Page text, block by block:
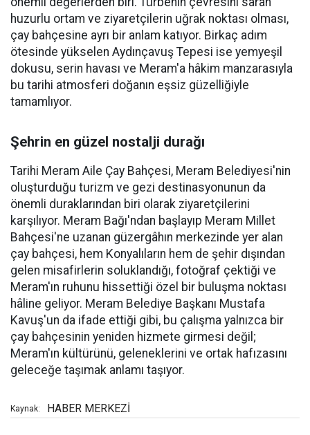
huzurlu ortam ve ziyaretçilerin uğrak noktası olması,
çay bahçesine ayrı bir anlam katıyor. Birkaç adım
ötesinde yükselen Aydınçavuş Tepesi ise yemyeşil
dokusu, serin havası ve Meram'a hâkim manzarasıyla
bu tarihi atmosferi doğanın eşsiz güzelliğiyle
tamamlıyor.
Şehrin en güzel nostalji durağı
Tarihi Meram Aile Çay Bahçesi, Meram Belediyesi'nin
oluşturduğu turizm ve gezi destinasyonunun da
önemli duraklarından biri olarak ziyaretçilerini
karşılıyor. Meram Bağı'ndan başlayıp Meram Millet
Bahçesi'ne uzanan güzergâhın merkezinde yer alan
çay bahçesi, hem Konyalıların hem de şehir dışından
gelen misafirlerin soluklandığı, fotoğraf çektiği ve
Meram'ın ruhunu hissettiği özel bir buluşma noktası
hâline geliyor. Meram Belediye Başkanı Mustafa
Kavuş'un da ifade ettiği gibi, bu çalışma yalnızca bir
çay bahçesinin yeniden hizmete girmesi değil;
Meram'ın kültürünü, geleneklerini ve ortak hafızasını
geleceğe taşımak anlamı taşıyor.
Kaynak: HABER MERKEZİ